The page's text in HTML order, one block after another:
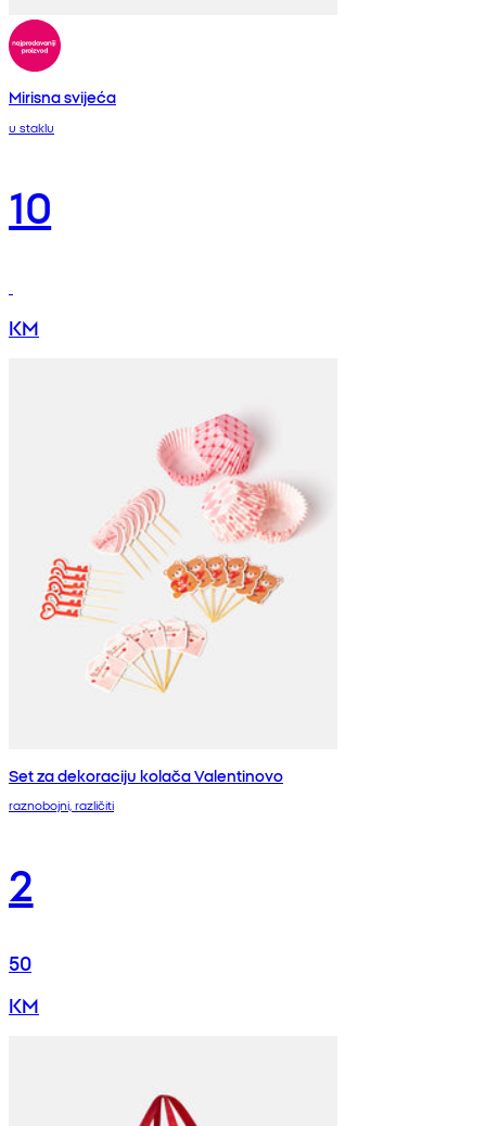
Mirisna svijeća
u staklu
10
KM
Set za dekoraciju kolača Valentinovo
raznobojni, različiti
2
50
KM